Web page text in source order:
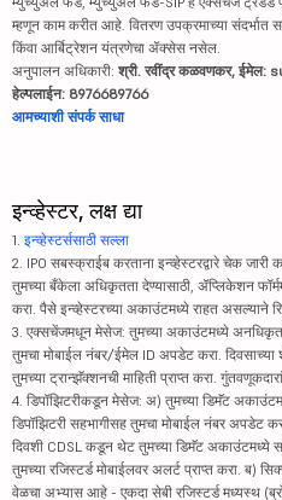
म्हणून काम करीत आहे. वितरण उपक्रमाच्या संदर्भात
किंवा आर्बिट्रेशन यंत्रणेचा ॲक्सेस नसेल.
अनुपालन अधिकारी: श्री. रवींद्र कळवणकर, ईमेल:
हेल्पलाईन: 8976689766
आमच्याशी संपर्क साधा
इन्व्हेस्टर, लक्ष द्या
1. इन्व्हेस्टर्ससाठी सल्ला
2. IPO सबस्क्राईब करताना इन्व्हेस्टरद्वारे चेक जारी
तुमच्या बँकेला अधिकृतता देण्यासाठी, ॲप्लिकेशन
करा. पैसे इन्व्हेस्टरच्या अकाउंटमध्ये राहत असल्याने
3. एक्सचेंजमधून मेसेज: तुमच्या अकाउंटमध्ये अनधिकृत
तुमचा मोबाईल नंबर/ईमेल ID अपडेट करा.
तुमच्या ट्रान्झॅक्शनची माहिती प्राप्त करा.
4. डिपॉझिटरीकडून मेसेज: अ) तुमच्या डिमॅट
डिपॉझिटरी सहभागीसह तुमचा मोबाईल नंबर अपडेट
दिवशी CDSL कडून थेट तुमच्या डिमॅट अकाउंटमध्ये
तुमच्या रजिस्टर्ड मोबाईलवर अलर्ट प्राप्त करा. ब)
वेळचा अभ्यास आहे - एकदा सेबी रजिस्टर्ड मध्यस्थ